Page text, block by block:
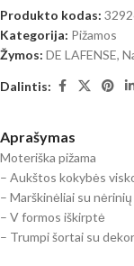
Produkto kodas:
Kategorija: Pižamos
Žymos: DE LAFENSE,
Dalintis:
Aprašymas
Moteriška pižama
– Aukštos kokybės
– Marškinėliai su
– V formos iškirptė
– Trumpi šortai su